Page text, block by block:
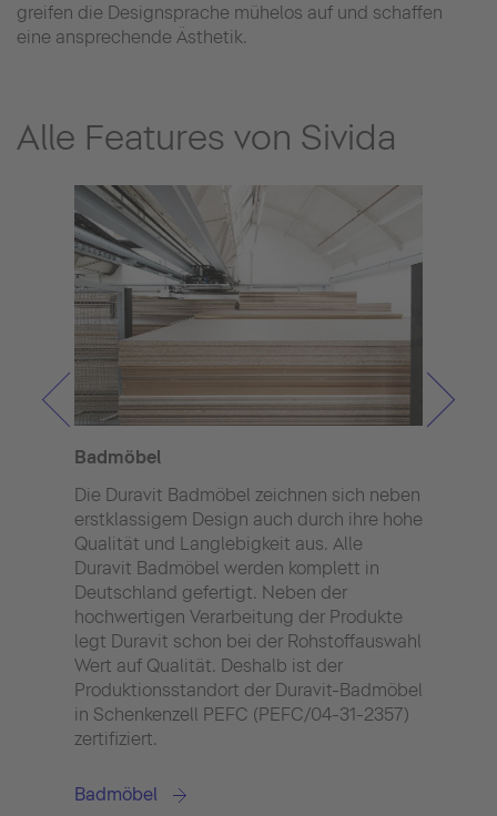
greifen die Designsprache mühelos auf und schaffen
eine ansprechende Ästhetik.
Alle Features von Sivida
Badmöbel
Die Duravit Badmöbel zeichnen sich neben
erstklassigem Design auch durch ihre hohe
Qualität und Langlebigkeit aus. Alle
Duravit Badmöbel werden komplett in
Deutschland gefertigt. Neben der
hochwertigen Verarbeitung der Produkte
legt Duravit schon bei der Rohstoffauswahl
Wert auf Qualität. Deshalb ist der
Produktionsstandort der Duravit-Badmöbel
in Schenkenzell PEFC (PEFC/04-31-2357)
zertifiziert.
Badmöbel